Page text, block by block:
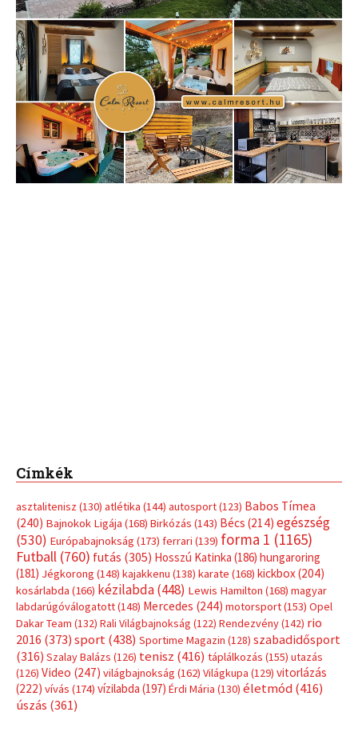
Címkék
asztalitenisz (130) atlétika (144) autosport(123) Babos Tímea
(240) Bajnokok Ligája (168) Birkózás (143) Bécs (214) egészség
(530) Európabajnokság (173) ferrari (139) forma 1 (1165)
Futball (760) futás (305) Hosszú Katinka (186) hungaroring
(181) Jégkorong (148) kajakkenu (138) karate (168) kickbox(204)
kosárlabda (166) kézilabda(448) Lewis Hamilton (168) magyar
labdarúgóválogatott(148) Mercedes (244) motorsport(153) Opel
Dakar Team (132) Rali Világbajnokság (122) Rendezvény(142) rio
2016 (373) sport(438) Sportime Magazin (128) szabadidősport
(316) Szalay Balázs (126) tenisz (416) táplálkozás (155) utazás
(126) Video (247) világbajnokság (162) Világkupa (129) vitorlázás
(222) vívás (174) vízilabda (197) Érdi Mária (130) életmód(416)
úszás (361)